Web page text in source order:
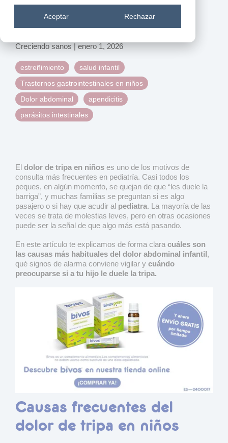
Aceptar Rechazar
Dolor de tripa en niños:
¿cuándo preocuparse?
Creciendo sanos | enero 1, 2026
estreñimiento
salud infantil
Trastornos gastrointestinales en niños
Dolor abdominal
apendicitis
parásitos intestinales
El dolor de tripa en niños es uno de los motivos de
consulta más frecuentes en pediatría. Casi todos los
peques, en algún momento, se quejan de que “les duele la
barriga”, y muchas familias se preguntan si es algo
pasajero o si hay que acudir al pediatra. La mayoría de las
veces se trata de molestias leves, pero en otras ocasiones
puede ser la señal de que algo más está pasando.
En este artículo te explicamos de forma clara cuáles son
las causas más habituales del dolor abdominal infantil,
qué signos de alarma conviene vigilar y cuándo
preocuparse si a tu hijo le duele la tripa.
Causas frecuentes del
dolor de tripa en niños